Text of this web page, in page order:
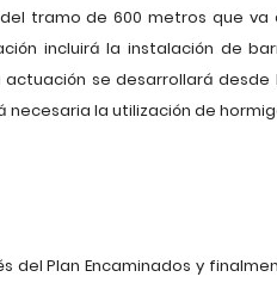
tramo de 600 metros que va
incluirá la instalación de
se desarrollará desde
la utilización de
del Plan Encaminados y